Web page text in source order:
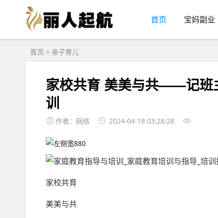
首页 宝妈副业
首页 > 亲子育儿
家校共育 美美与共——记班
训
作者：网络 2024-04-18 03:28:28
家校共育
美美与共